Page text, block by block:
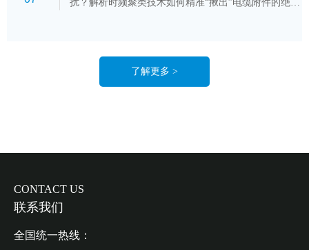
扰？解析时频聚类技术如何精准“揪出”电缆附件的绝缘
了解更多 >
CONTACT US
联系我们
全国统一热线：